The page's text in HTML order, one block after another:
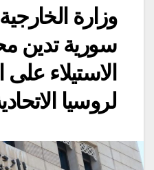
وزارة
سورية تدين
الاستيلاء
لروسيا